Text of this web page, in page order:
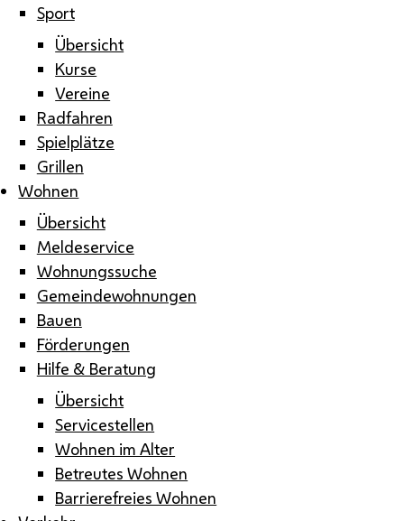
Sport
Übersicht
Kurse
Vereine
Radfahren
Spielplätze
Grillen
Wohnen
Übersicht
Meldeservice
Wohnungssuche
Gemeindewohnungen
Bauen
Förderungen
Hilfe & Beratung
Übersicht
Servicestellen
Wohnen im Alter
Betreutes Wohnen
Barrierefreies Wohnen